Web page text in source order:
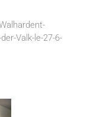
Valk-le-27-6-